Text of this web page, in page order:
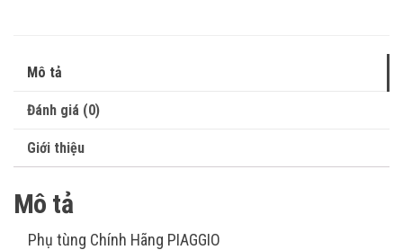
Mô tả
Đánh giá (0)
Giới thiệu
Mô tả
Phụ tùng Chính Hãng PIAGGIO